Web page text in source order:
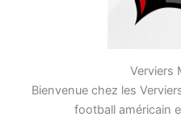
Verviers
Bienvenue chez les
football américain